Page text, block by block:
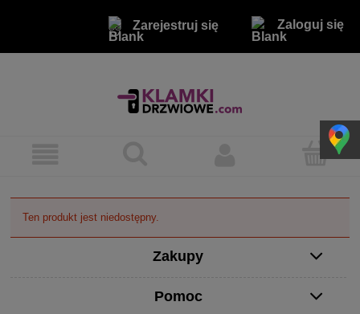
Zarejestruj się Zaloguj się
Ten produkt jest niedostępny.
Zakupy
Pomoc